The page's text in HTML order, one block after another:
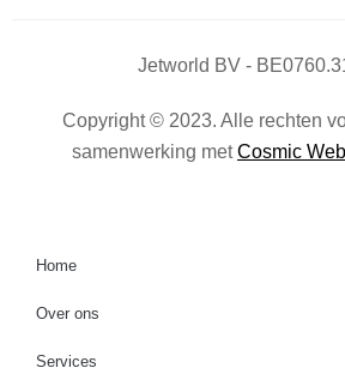
Jetworld BV -
Copyright © 2023. Alle rechten
samenwerking metCosmic
Home
Over ons
Services